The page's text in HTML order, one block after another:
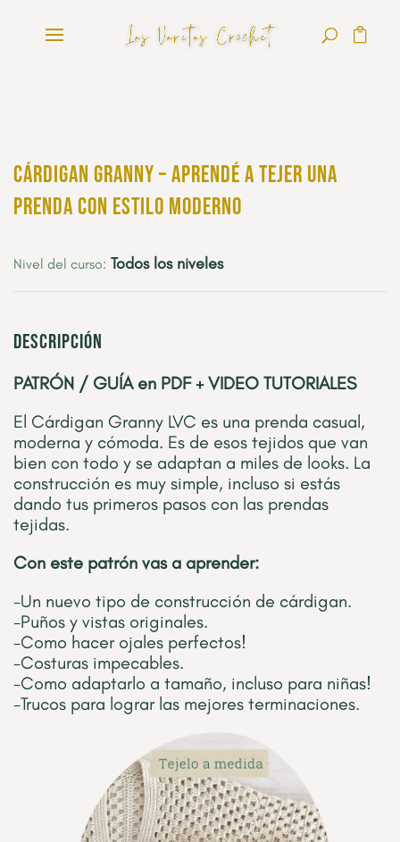
Cárdigan Granny – Aprendé a Tejer una
Prenda con Estilo Moderno
Nivel del curso: Todos los niveles
Descripción
PATRÓN / GUÍA en PDF + VIDEO TUTORIALES
El Cárdigan Granny LVC es una prenda casual,
moderna y cómoda. Es de esos tejidos que van
bien con todo y se adaptan a miles de looks. La
construcción es muy simple, incluso si estás
dando tus primeros pasos con las prendas
tejidas.
Con este patrón vas a aprender:
-Un nuevo tipo de construcción de cárdigan.
-Puños y vistas originales.
-Como hacer ojales perfectos!
-Costuras impecables.
-Como adaptarlo a tamaño, incluso para niñas!
-Trucos para lograr las mejores terminaciones.